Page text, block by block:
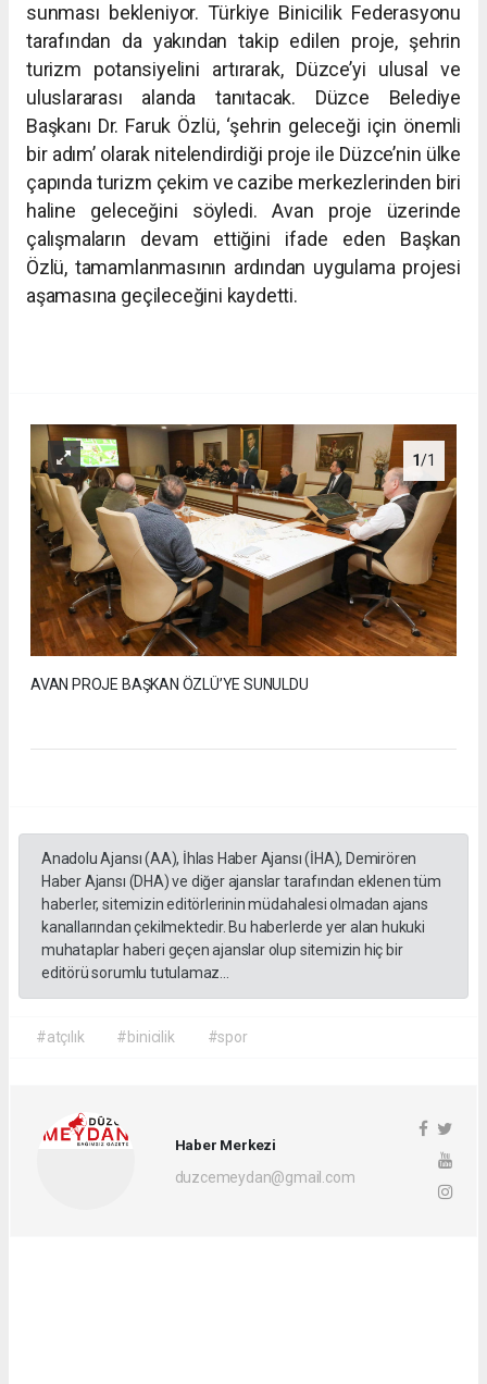
sunması bekleniyor.Türkiye Binicilik Federasyonu
tarafından da yakından takip edilen proje, şehrin
turizm potansiyelini artırarak, Düzce’yi ulusal ve
uluslararası alanda tanıtacak. Düzce Belediye
Başkanı Dr. Faruk Özlü, ‘şehrin geleceği için önemli
bir adım’ olarak nitelendirdiği proje ile Düzce’nin ülke
çapında turizm çekim ve cazibe merkezlerinden biri
haline geleceğini söyledi. Avan proje üzerinde
çalışmaların devam ettiğini ifade eden Başkan
Özlü, tamamlanmasının ardından uygulama projesi
aşamasına geçileceğini kaydetti.
1/1
AVAN PROJE BAŞKAN ÖZLÜ’YE SUNULDU
Anadolu Ajansı (AA), İhlas Haber Ajansı (İHA), Demirören
Haber Ajansı (DHA) ve diğer ajanslar tarafından eklenen tüm
haberler, sitemizin editörlerinin müdahalesi olmadan ajans
kanallarından çekilmektedir. Bu haberlerde yer alan hukuki
muhataplar haberi geçen ajanslar olup sitemizin hiç bir
editörü sorumlu tutulamaz...
#atçılık #binicilik #spor
Haber Merkezi
duzcemeydan@gmail.com